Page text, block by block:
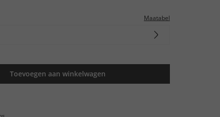
Maatabel
Toevoegen aan winkelwagen